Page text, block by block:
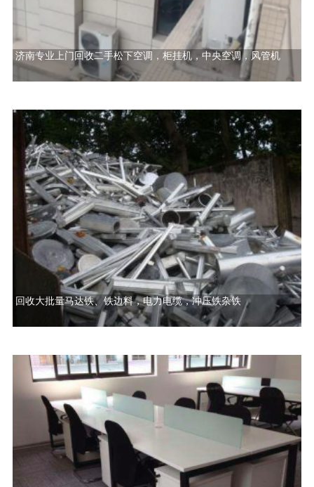
济南专业上门回收二手松下空调，柜挂机，中央空调，风管机
回收大批量马达铁、铁边料，电力电缆，冲压铁杂铁